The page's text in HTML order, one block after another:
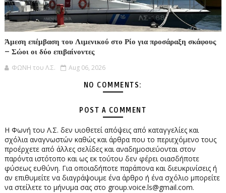
Άμεση επέμβαση του Λιμενικού στο Ρίο για προσάραξη σκάφους
– Σώοι οι δύο επιβαίνοντες
ΦΩΝΗ του Λ.Σ. Aug 06, 2026
NO COMMENTS:
POST A COMMENT
Η Φωνή του Λ.Σ. δεν υιοθετεί απόψεις από καταγγελίες και
σχόλια αναγνωστών καθώς και άρθρα που το περιεχόμενο τους
προέρχετε από άλλες σελίδες και αναδημοσιεύονται στον
παρόντα ιστότοπο και ως εκ τούτου δεν φέρει οιασδήποτε
φύσεως ευθύνη. Για οποιαδήποτε παράπονα και διευκρινίσεις ή
αν επιθυμείτε να διαγράψουμε ένα άρθρο ή ένα σχόλιο μπορείτε
να στείλετε το μήνυμα σας στο group.voice.ls@gmail.com.